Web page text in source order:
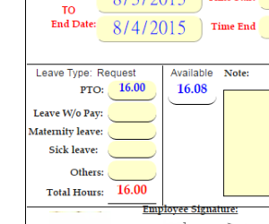
線上有約
熱門文章
内容搜寻
服务